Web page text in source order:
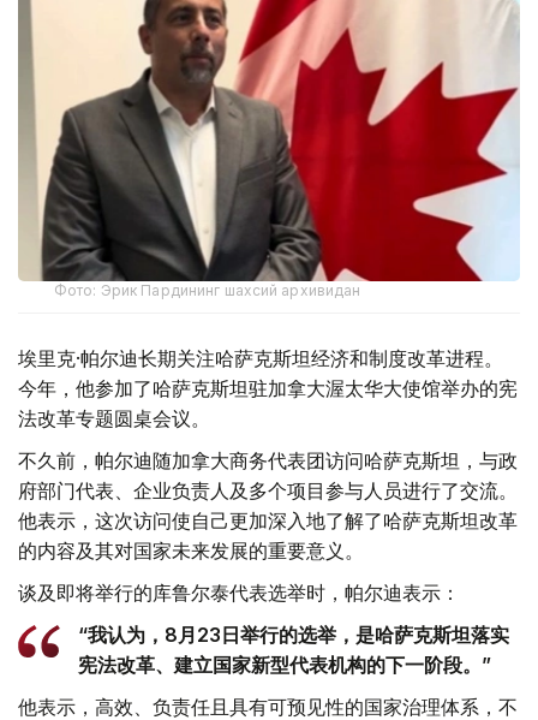
Фото: Эрик Пардининг шахсий архивидан
埃里克·帕尔迪长期关注哈萨克斯坦经济和制度改革进程。
今年，他参加了哈萨克斯坦驻加拿大渥太华大使馆举办的宪
法改革专题圆桌会议。
不久前，帕尔迪随加拿大商务代表团访问哈萨克斯坦，与政
府部门代表、企业负责人及多个项目参与人员进行了交流。
他表示，这次访问使自己更加深入地了解了哈萨克斯坦改革
的内容及其对国家未来发展的重要意义。
谈及即将举行的库鲁尔泰代表选举时，帕尔迪表示：
“我认为，8月23日举行的选举，是哈萨克斯坦落实
宪法改革、建立国家新型代表机构的下一阶段。”
他表示，高效、负责任且具有可预见性的国家治理体系，不